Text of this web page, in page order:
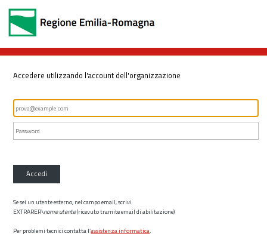
Accedere utilizzando l'account dell'organizzazione
Accedi
Se sei un utente esterno, nel campo email, scrivi
EXTRARER\nome utente(ricevuto tramite email di abilitazione)
Per problemi tecnici contatta l’assistenza informatica.